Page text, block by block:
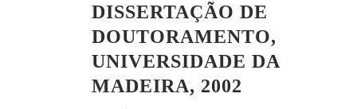
DISSERTAÇÃO DE
DOUTORAMENTO,
UNIVERSIDADE DA
MADEIRA, 2002